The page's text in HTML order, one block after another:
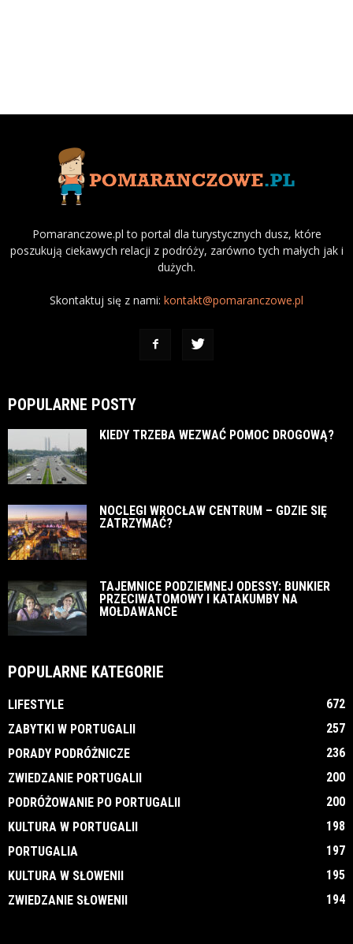
Pomaranczowe.pl to portal dla turystycznych dusz, które
poszukują ciekawych relacji z podróży, zarówno tych małych jak i
dużych.
Skontaktuj się z nami: kontakt@pomaranczowe.pl
POPULARNE POSTY
KIEDY TRZEBA WEZWAĆ POMOC DROGOWĄ?
NOCLEGI WROCŁAW CENTRUM – GDZIE SIĘ
ZATRZYMAĆ?
TAJEMNICE PODZIEMNEJ ODESSY: BUNKIER
PRZECIWATOMOWY I KATAKUMBY NA
MOŁDAWANCE
POPULARNE KATEGORIE
LIFESTYLE
672
ZABYTKI W PORTUGALII
257
PORADY PODRÓŻNICZE
236
ZWIEDZANIE PORTUGALII
200
PODRÓŻOWANIE PO PORTUGALII
200
KULTURA W PORTUGALII
198
PORTUGALIA
197
KULTURA W SŁOWENII
195
ZWIEDZANIE SŁOWENII
194